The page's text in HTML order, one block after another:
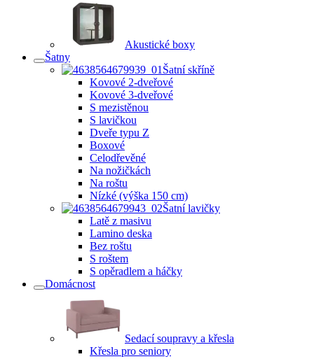
Akustické boxy
Šatny
Šatní skříně
Kovové 2-dveřové
Kovové 3-dveřové
S mezistěnou
S lavičkou
Dveře typu Z
Boxové
Celodřevěné
Na nožičkách
Na roštu
Nízké (výška 150 cm)
Šatní lavičky
Latě z masivu
Lamino deska
Bez roštu
S roštem
S opěradlem a háčky
Domácnost
Sedací soupravy a křesla
Křesla pro seniory